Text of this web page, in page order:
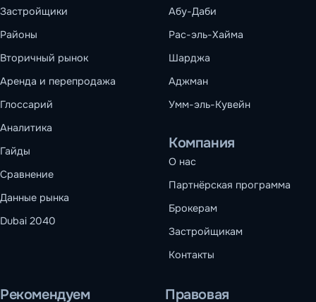
Застройщики
Районы
Вторичный рынок
Аренда и перепродажа
Глоссарий
Аналитика
Гайды
Сравнение
Данные рынка
Dubai 2040
Абу-Даби
Рас-эль-Хайма
Шарджа
Аджман
Умм-эль-Кувейн
Компания
О нас
Партнёрская программа
Брокерам
Застройщикам
Контакты
Рекомендуем
Правовая